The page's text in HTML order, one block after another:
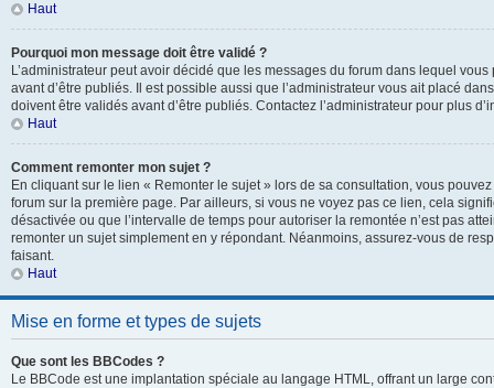
Haut
Pourquoi mon message doit être validé ?
L’administrateur peut avoir décidé que les messages du forum dans lequel vous
avant d’être publiés. Il est possible aussi que l’administrateur vous ait placé
doivent être validés avant d’être publiés. Contactez l’administrateur pour plus
Haut
Comment remonter mon sujet ?
En cliquant sur le lien « Remonter le sujet » lors de sa consultation, vous pouvez
forum sur la première page. Par ailleurs, si vous ne voyez pas ce lien, cela
désactivée ou que l’intervalle de temps pour autoriser la remontée n’est pas
remonter un sujet simplement en y répondant. Néanmoins, assurez-vous de
faisant.
Haut
Mise en forme et types de sujets
Que sont les BBCodes ?
Le BBCode est une implantation spéciale au langage HTML, offrant un large